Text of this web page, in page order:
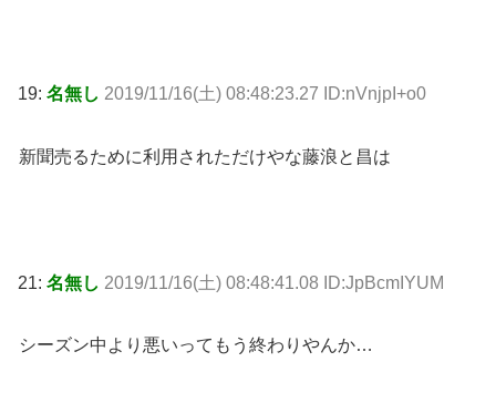
19: 名無し 2019/11/16(土) 08:48:23.27 ID:nVnjpI+o0
新聞売るために利用されただけやな藤浪と昌は
21: 名無し 2019/11/16(土) 08:48:41.08 ID:JpBcmIYUM
シーズン中より悪いってもう終わりやんか…